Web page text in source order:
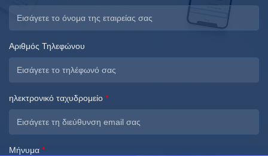
Αριθμός Τηλεφώνου
ηλεκτρονικό ταχυδρομείο *
Μήνυμα *